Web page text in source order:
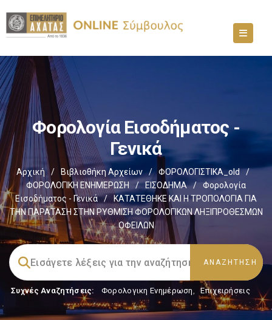
Φορολογία Εισοδήματος -
Γενικά
Αρχική / Βιβλιοθήκη Αρχείων / ΦΟΡΟΛΟΓΙΣΤΙΚΑ_old
/
ΦΟΡΟΛΟΓΙΚΗ ΕΝΗΜΕΡΩΣΗ
/ ΕΙΣΟΔΗΜΑ /
Φορολογία
Εισοδήματος - Γενικά
/
ΚΑΤΑΤΕΘΗΚΕ ΚΑΙ Η ΤΡΟΠΟΛΟΓΙΑ ΓΙΑ
ΤΗΝ ΠΑΡΑΤΑΣΗ ΣΤΗΝ ΡΥΘΜΙΣΗ ΦΟΡΟΛΟΓΙΚΩΝ ΛΗΞΙΠΡΟΘΕΣΜΩΝ
ΟΦΕΙΛΩΝ
Συχνές Αναζητήσεις: Φορολογικη Ενημέρωση, Επιχειρήσεις